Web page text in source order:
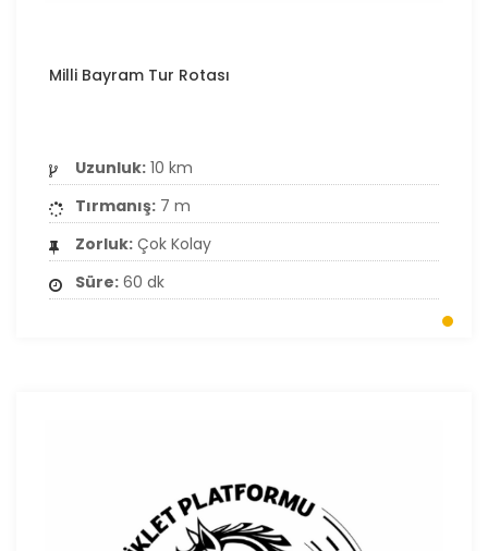
Milli Bayram Tur Rotası
Uzunluk: 10 km
Tırmanış: 7 m
Zorluk: Çok Kolay
Süre: 60 dk